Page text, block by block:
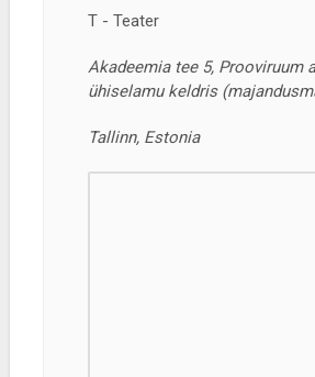
T - Teater
Akadeemia tee 5, Prooviruum
ühiselamu keldris
Tallinn, Estonia